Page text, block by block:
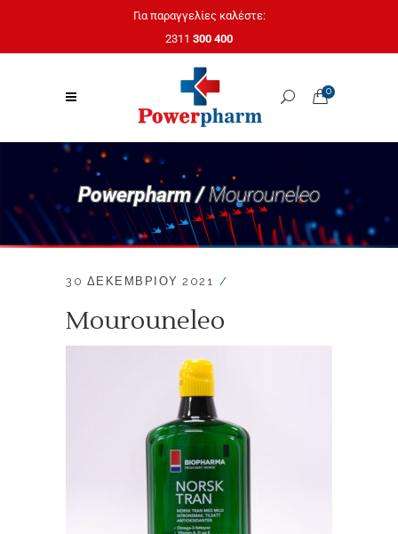
Για παραγγελίες καλέστε:
2311 300 400
0
Powerpharm /Mourouneleo
30 ΔΕΚΕΜΒΡΊΟΥ 2021
Mourouneleo